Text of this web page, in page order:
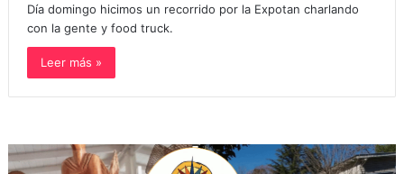
Día domingo hicimos un recorrido por la Expotan charlando
con la gente y food truck.
Leer más »